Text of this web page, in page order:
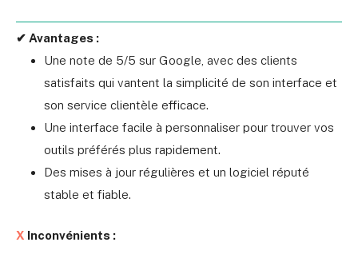
✔ Avantages :
Une note de 5/5 sur Google, avec des clients
satisfaits qui vantent la simplicité de son interface et
son service clientèle efficace.
Une interface facile à personnaliser pour trouver vos
outils préférés plus rapidement.
Des mises à jour régulières et un logiciel réputé
stable et fiable.
X Inconvénients :